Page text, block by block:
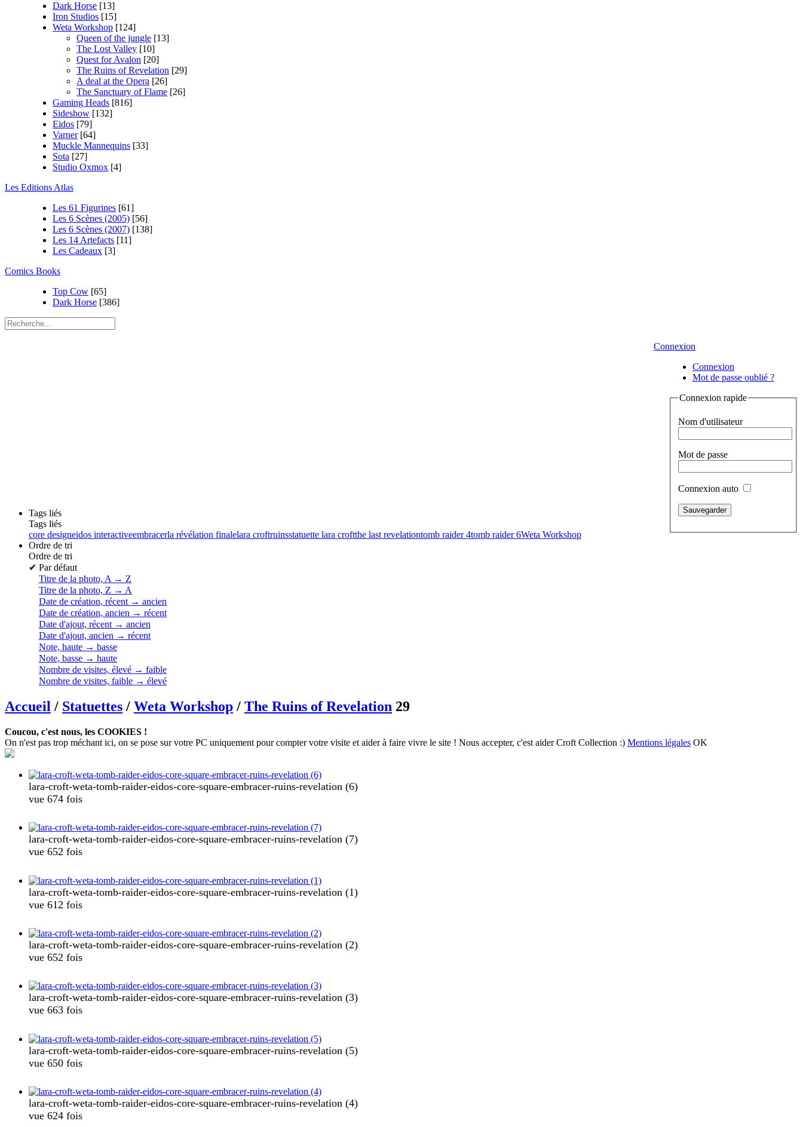
Dark Horse [13]
Iron Studios [15]
Weta Workshop [124]
Queen of the jungle [13]
The Lost Valley [10]
Quest for Avalon [20]
The Ruins of Revelation [29]
A deal at the Opera [26]
The Sanctuary of Flame [26]
Gaming Heads [816]
Sideshow [132]
Eidos [79]
Varner [64]
Muckle Mannequins [33]
Sota [27]
Studio Oxmox [4]
Les Editions Atlas
Les 61 Figurines [61]
Les 6 Scènes (2005) [56]
Les 6 Scènes (2007) [138]
Les 14 Artefacts [11]
Les Cadeaux [3]
Comics Books
Top Cow [65]
Dark Horse [386]
Connexion
Connexion
Mot de passe oublié ?
Connexion rapide
Nom d'utilisateur
Mot de passe
Connexion auto
Tags liés
Tags liés
core designeidos interactiveembracerla révélation finalelara croftruinsstatuette lara croftthe last revelationtomb raider 4tomb raider 6Weta Workshop
Ordre de tri
Ordre de tri
✔ Par défaut
Titre de la photo, A → Z
Titre de la photo, Z → A
Date de création, récent → ancien
Date de création, ancien → récent
Date d'ajout, récent → ancien
Date d'ajout, ancien → récent
Note, haute → basse
Note, basse → haute
Nombre de visites, élevé → faible
Nombre de visites, faible → élevé
Accueil / Statuettes / Weta Workshop / The Ruins of Revelation 29
Coucou, c'est nous, les COOKIES !
On n'est pas trop méchant ici, on se pose sur votre PC uniquement pour compter votre visite et aider à faire vivre le site ! Nous accepter, c'est aider Croft Collection :) Mentions légales OK
lara-croft-weta-tomb-raider-eidos-core-square-embracer-ruins-revelation (6)
vue 674 fois
lara-croft-weta-tomb-raider-eidos-core-square-embracer-ruins-revelation (7)
vue 652 fois
lara-croft-weta-tomb-raider-eidos-core-square-embracer-ruins-revelation (1)
vue 612 fois
lara-croft-weta-tomb-raider-eidos-core-square-embracer-ruins-revelation (2)
vue 652 fois
lara-croft-weta-tomb-raider-eidos-core-square-embracer-ruins-revelation (3)
vue 663 fois
lara-croft-weta-tomb-raider-eidos-core-square-embracer-ruins-revelation (5)
vue 650 fois
lara-croft-weta-tomb-raider-eidos-core-square-embracer-ruins-revelation (4)
vue 624 fois